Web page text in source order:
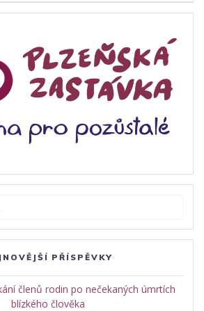
PŘÍSPĚVKY
členů rodin po nečekaných úmrtích
blízkého člověka